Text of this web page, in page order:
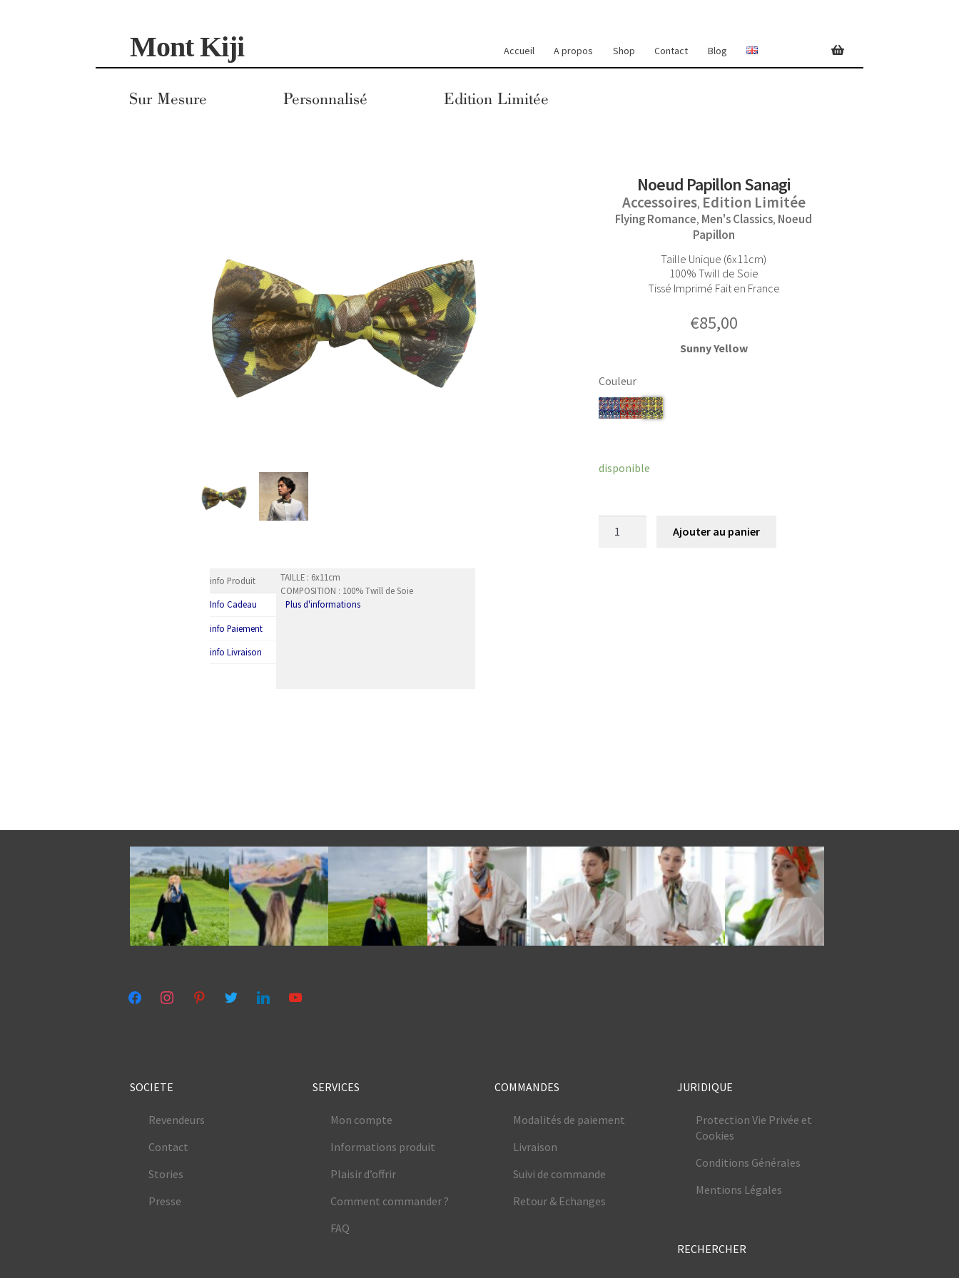
Aller
à
la
navigation
Aller
au
contenu
Mont Kiji Accueil A propos Shop Contact Blog
Sur Mesure Personnalisé Edition Limitée
Noeud Papillon Sanagi
Accessoires, Edition Limitée
Flying Romance, Men's Classics, Noeud
Papillon
Taille Unique (6x11cm)
100% Twill de Soie
Tissé Imprimé Fait en France
€85,00
Couleur
Effacer
Sunny Yellow
disponible
Ajouter au panier
info Produit
Info Cadeau
info Paiement
info Livraison
TAILLE : 6x11cm
COMPOSITION : 100% Twill de Soie
Plus d'informations
facebookinstagrampinteresttwitter linkedinyoutube
SOCIETE
Revendeurs
Contact
Stories
Presse
SERVICES
Mon compte
Informations produit
Plaisir d’offrir
Comment commander ?
FAQ
COMMANDES
Modalités de paiement
Livraison
Suivi de commande
Retour & Echanges
JURIDIQUE
Protection Vie Privée et
Cookies
Conditions Générales
Mentions Légales
RECHERCHER